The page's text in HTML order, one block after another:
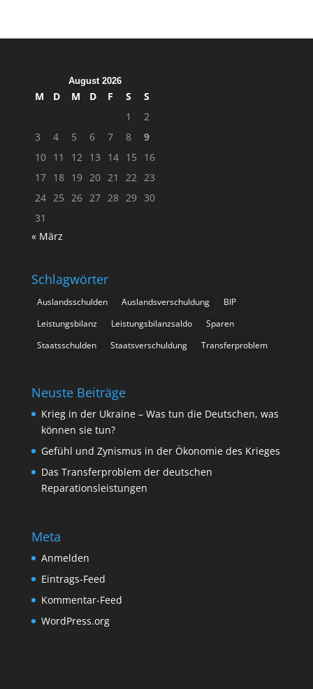
August 2026
M D M D F S
S
1
2
3
4 5 6 7 8
9
10 11 12 13 14 15
16
17 18 19 20 21 22 23
24 25 26 27 28 29 30
31
« März
Schlagwörter
Auslandsschulden Auslandsverschuldung
BIP
Leistungsbilanz
Leistungsbilanzsaldo
Sparen
Staatsschulden
Staatsverschuldung Transferproblem
Neuste Beiträge
Krieg in der Ukraine – Was tun die Deutschen, was
können sie tun?
Gefühl und Zynismus in der Ökonomie des Krieges
Das Transferproblem der deutschen
Reparationsleistungen
Meta
Anmelden
Eintrags-Feed
Kommentar-Feed
WordPress.org